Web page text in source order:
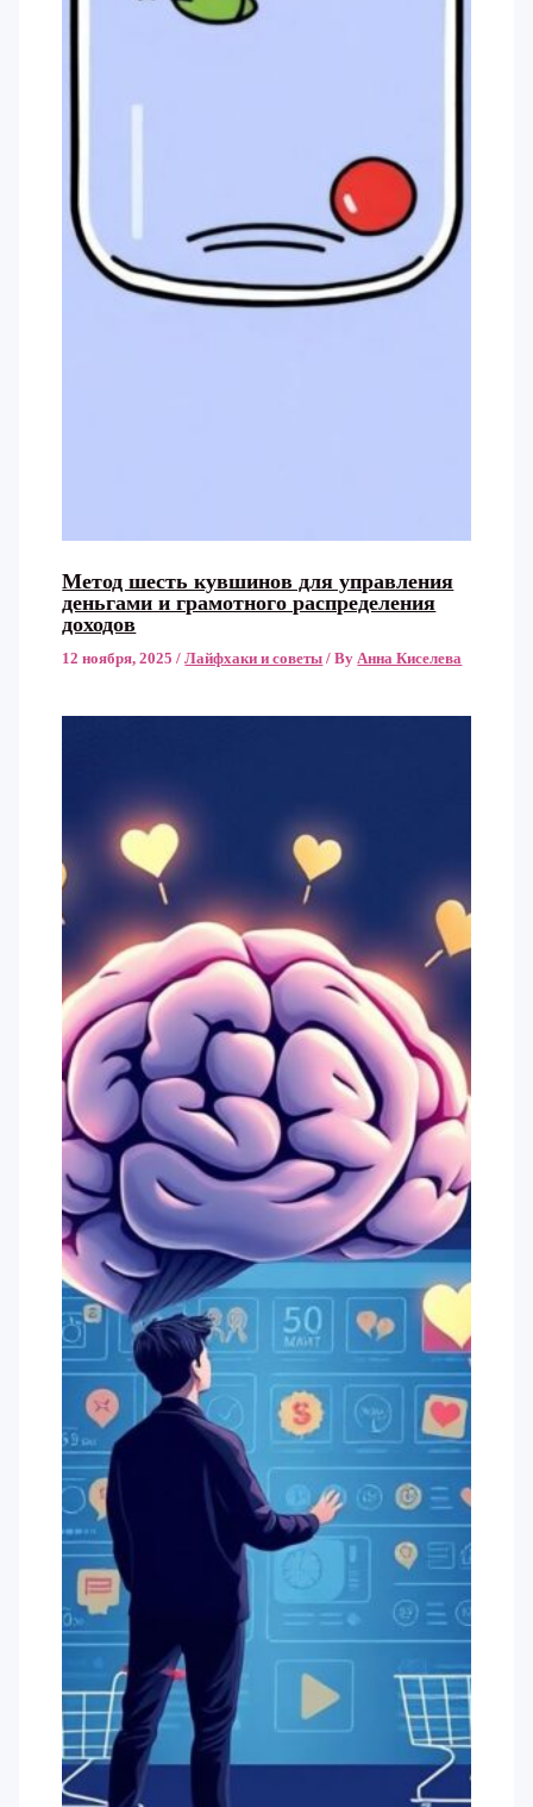
Метод шесть кувшинов для управления
деньгами и грамотного распределения
доходов
12 ноября, 2025/Лайфхаки и советы / By Анна Киселева